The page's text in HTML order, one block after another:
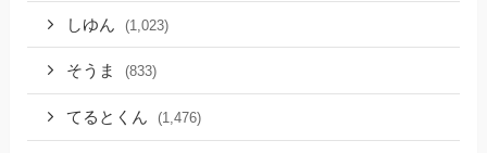
しゆん (1,023)
そうま (833)
てるとくん (1,476)